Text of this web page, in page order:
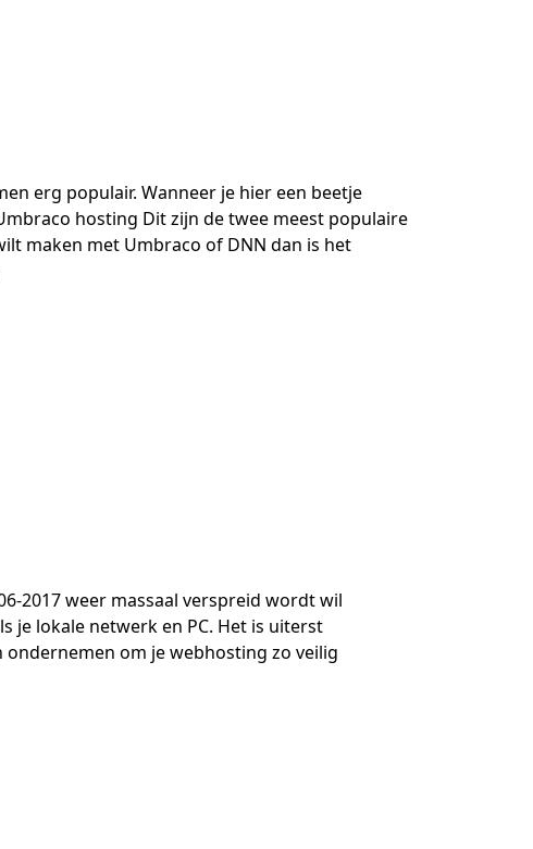
erg populair. Wanneer je hier een beetje
hosting Dit zijn de twee meest populaire
maken met Umbraco of DNN dan is het
2017 weer massaal verspreid wordt wil
je lokale netwerk en PC. Het is uiterst
om je webhosting zo veilig